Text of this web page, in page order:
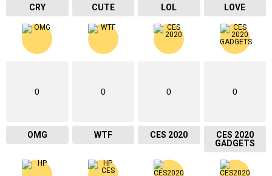
CRY CUTE LOL LOVE
0
OMG
0
WTF
0
CES 2020
0
CES 2020
GADGETS